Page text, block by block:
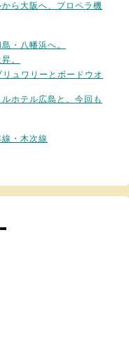
ら大阪へ、プロペラ機
・八幡浜へ。
。
ュワリーとボードウオ
ホテル広島と、今回も
・木次線